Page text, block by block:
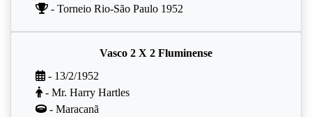
- Torneio Rio-São Paulo 1952
Vasco 2 X 2 Fluminense
- 13/2/1952
- Mr. Harry Hartles
- Maracanã